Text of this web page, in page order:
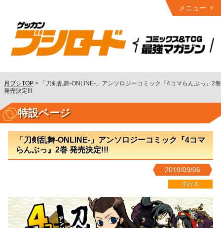
メニュー
最終号
連載作品
読者ページ
お問い合わせ
コミックグロウル
月ブシTOP >
「刀剣乱舞-ONLINE-」アンソロジーコミック『4コマらんぶっ』2巻
発売決定!!!
特設ページ
「刀剣乱舞-ONLINE-」アンソロジーコミック『4コマ
らんぶっ』2巻 発売決定!!!
2019/09/06
単行本